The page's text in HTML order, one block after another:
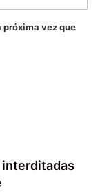
próxima vez que
interditadas